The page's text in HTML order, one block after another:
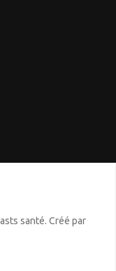
santé. Créé par